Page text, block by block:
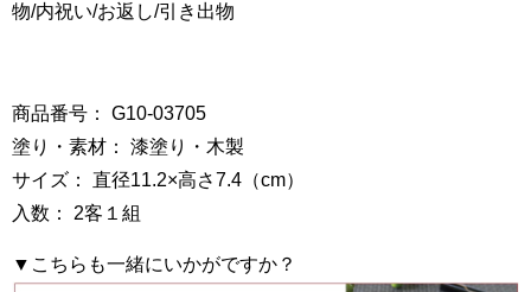
物/内祝い/お返し/引き出物
商品番号： G10-03705
塗り・素材： 漆塗り・木製
サイズ： 直径11.2×高さ7.4（cm）
入数： 2客１組
▼こちらも一緒にいかがですか？